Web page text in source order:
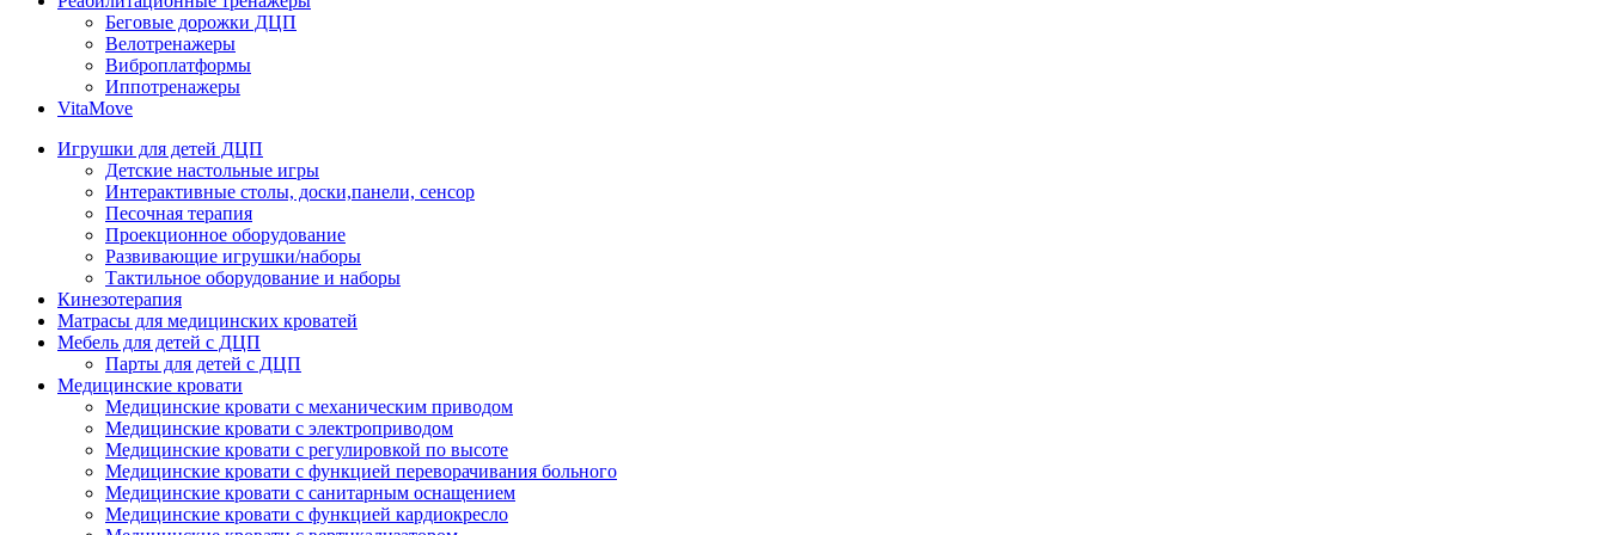
Беговые дорожки ДЦП
Велотренажеры
Виброплатформы
Иппотренажеры
VitaMove
Игрушки для детей ДЦП
Детские настольные игры
Интерактивные столы, доски,панели, сенсор
Песочная терапия
Проекционное оборудование
Развивающие игрушки/наборы
Тактильное оборудование и наборы
Кинезотерапия
Матрасы для медицинских кроватей
Мебель для детей с ДЦП
Парты для детей с ДЦП
Медицинские кровати
Медицинские кровати с механическим приводом
Медицинские кровати с электроприводом
Медицинские кровати с регулировкой по высоте
Медицинские кровати с функцией переворачивания больного
Медицинские кровати с санитарным оснащением
Медицинские кровати с функцией кардиокресло